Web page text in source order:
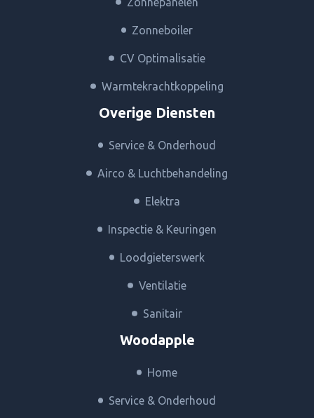
Zonneboiler
CV Optimalisatie
Warmtekrachtkoppeling
Overige Diensten
Service & Onderhoud
Airco & Luchtbehandeling
Elektra
Inspectie & Keuringen
Loodgieterswerk
Ventilatie
Sanitair
Woodapple
Home
Service & Onderhoud